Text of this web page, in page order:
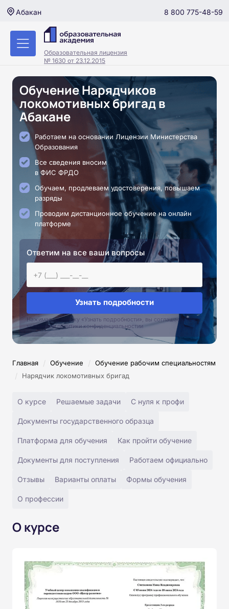
Абакан 8 800 775-48-59
Образовательная лицензия
№ 1630 от 23.12.2015
Обучение Нарядчиков
локомотивных бригад в
Абакане
Работаем на основании Лицензии Министерства
Образования
Все сведения вносим
в ФИС ФРДО
Обучаем, продлеваем удостоверения, повышаем
разряды
Проводим дистанционное обучение на онлайн
платформе
Ответим на все ваши вопросы
Узнать подробности
Нажимая на кнопку «Узнать подробности», вы соглашаетесь с
условиями политики конфиденциальностии
Главная / Обучение / Обучение рабочим специальностям
/ Нарядчик локомотивных бригад
О курсе Решаемые задачи С нуля к профи
Документы государственного образца
Платформа для обучения Как пройти обучение
Документы для поступления Работаем официально
Отзывы Варианты оплаты Формы обучения
О профессии
О курсе